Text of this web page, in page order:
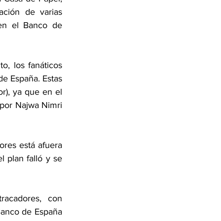
de varias
el Banco de
los fanáticos
España. Estas
ya que en el
Najwa Nimri
está afuera
plan falló y se
con
de España